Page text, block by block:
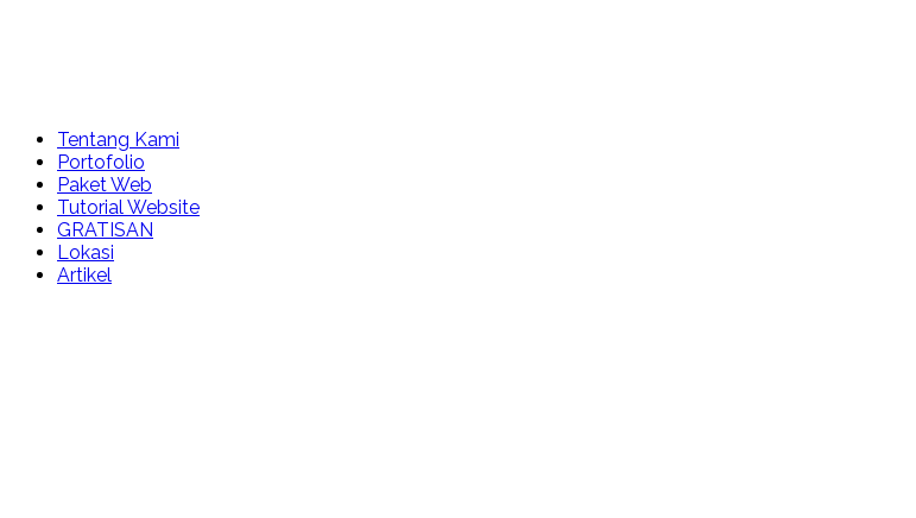
Tentang Kami
Portofolio
Paket Web
Tutorial Website
GRATISAN
Lokasi
Artikel